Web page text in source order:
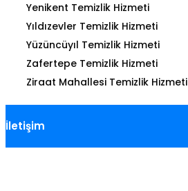
Yenikent Temizlik Hizmeti
Yıldızevler Temizlik Hizmeti
Yüzüncüyıl Temizlik Hizmeti
Zafertepe Temizlik Hizmeti
Ziraat Mahallesi Temizlik Hizmeti
İletişim